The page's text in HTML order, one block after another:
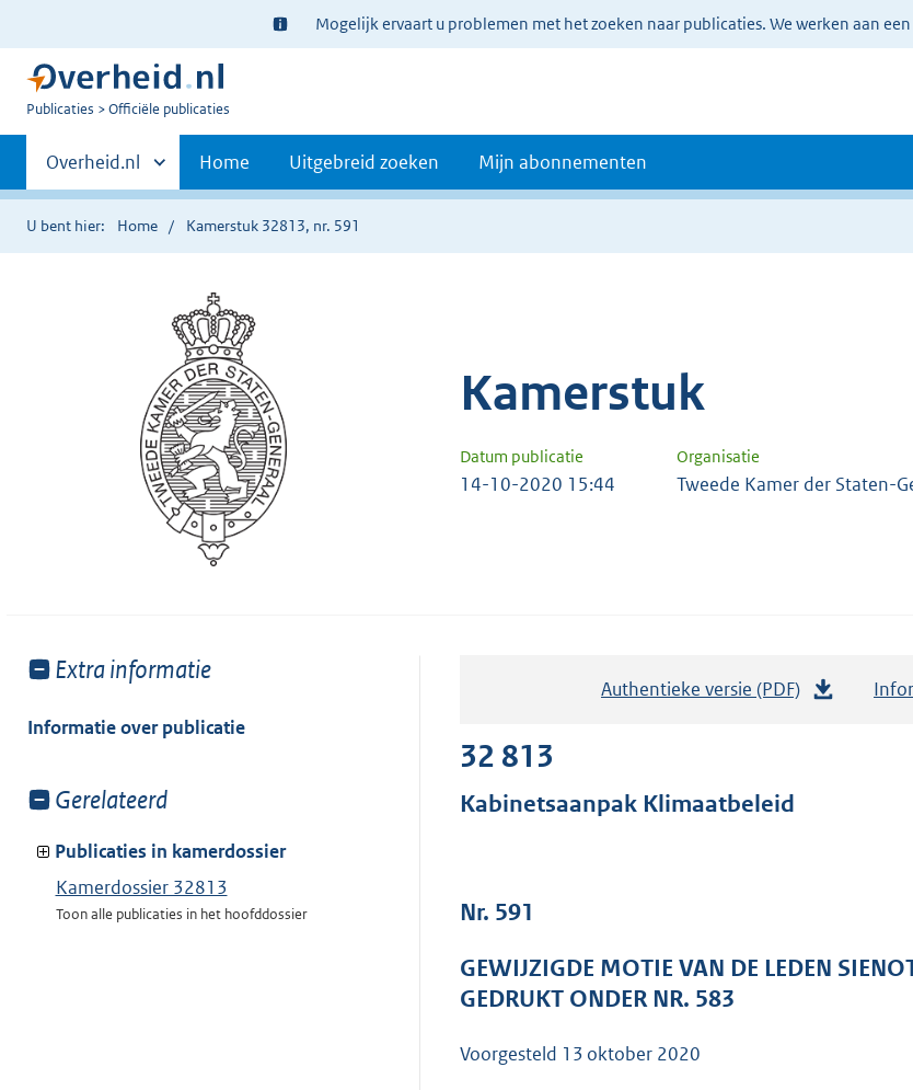
Ter
informatie:
Mogelijk ervaart u problemen met het zoeken naar publicaties. We werken aan
U
Publicaties Officiële publicaties
Primaire
navigatie
Andere
sites
binnen
Overheid.nl Home Uitgebreid zoeken Mijn abonnementen
U bent hier: Home Kamerstuk 32813, nr. 591
Kamerstuk
Datum publicatie Organisatie
14-10-2020 15:44 Tweede Kamer der Staten-
Toon
van:
Extra informatie
Informatie over publicatie
Toon
van:
Gerelateerd
Publicaties in kamerdossier
Kamerdossier 32813
Toon alle publicaties in het hoofddossier
Authentieke versie (PDF)
r
32 813
Kabinetsaanpak Klimaatbeleid
Nr. 591
GEWIJZIGDE MOTIE VAN DE LEDEN
GEDRUKT ONDER NR. 583
Voorgesteld 13 oktober 2020